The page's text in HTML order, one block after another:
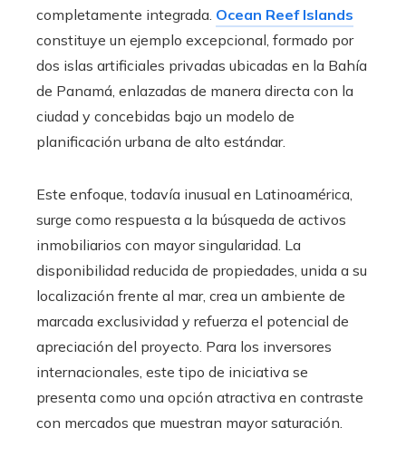
completamente integrada. Ocean Reef Islands
constituye un ejemplo excepcional, formado por
dos islas artificiales privadas ubicadas en la Bahía
de Panamá, enlazadas de manera directa con la
ciudad y concebidas bajo un modelo de
planificación urbana de alto estándar.
Este enfoque, todavía inusual en Latinoamérica,
surge como respuesta a la búsqueda de activos
inmobiliarios con mayor singularidad. La
disponibilidad reducida de propiedades, unida a su
localización frente al mar, crea un ambiente de
marcada exclusividad y refuerza el potencial de
apreciación del proyecto. Para los inversores
internacionales, este tipo de iniciativa se
presenta como una opción atractiva en contraste
con mercados que muestran mayor saturación.